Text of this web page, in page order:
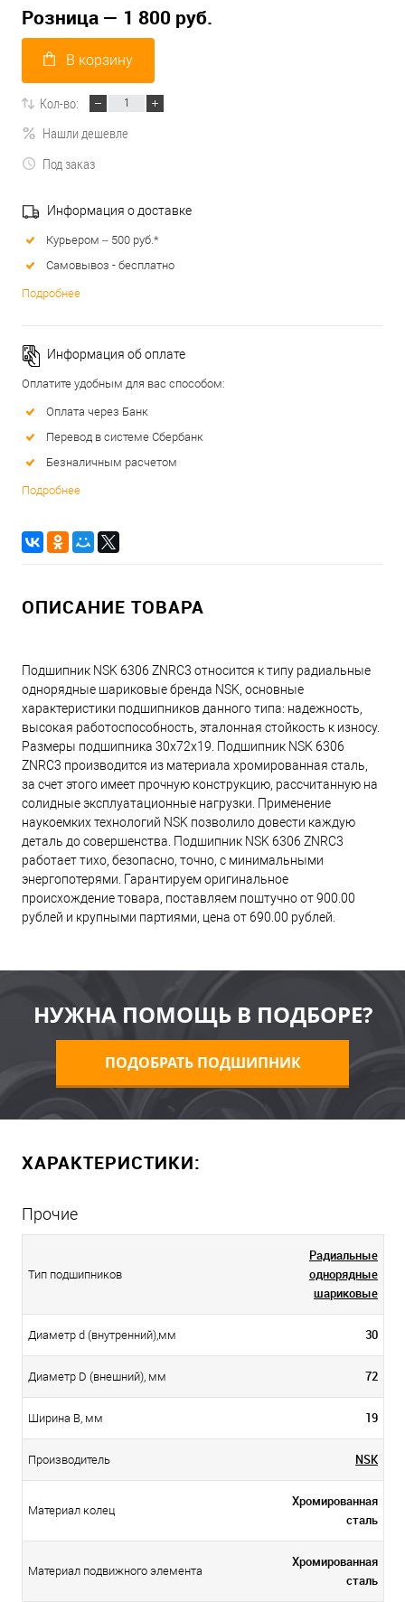
Розница — 1 800 руб.
В корзину
Кол-во:
Нашли дешевле
Под заказ
Информация о доставке
Курьером – 500 руб.*
Самовывоз - бесплатно
Подробнее
Информация об оплате
Оплатите удобным для вас способом:
Оплата через Банк
Перевод в системе Сбербанк
Безналичным расчетом
Подробнее
ОПИСАНИЕ ТОВАРА
Подшипник NSK 6306 ZNRC3 относится к типу радиальные
однорядные шариковые бренда NSK, основные
характеристики подшипников данного типа: надежность,
высокая работоспособность, эталонная стойкость к износу.
Размеры подшипника 30x72x19. Подшипник NSK 6306
ZNRC3 производится из материала хромированная сталь,
за счет этого имеет прочную конструкцию, рассчитанную на
солидные эксплуатационные нагрузки. Применение
наукоемких технологий NSK позволило довести каждую
деталь до совершенства. Подшипник NSK 6306 ZNRC3
работает тихо, безопасно, точно, с минимальными
энергопотерями. Гарантируем оригинальное
происхождение товара, поставляем поштучно от 900.00
рублей и крупными партиями, цена от 690.00 рублей.
НУЖНА ПОМОЩЬ В ПОДБОРЕ?
ПОДОБРАТЬ ПОДШИПНИК
ХАРАКТЕРИСТИКИ:
Прочие
Тип подшипников
Радиальные
однорядные
шариковые
Диаметр d (внутренний),мм 30
Диаметр D (внешний), мм 72
Ширина B, мм 19
Производитель NSK
Материал колец
Хромированная
сталь
Материал подвижного элемента
Хромированная
сталь